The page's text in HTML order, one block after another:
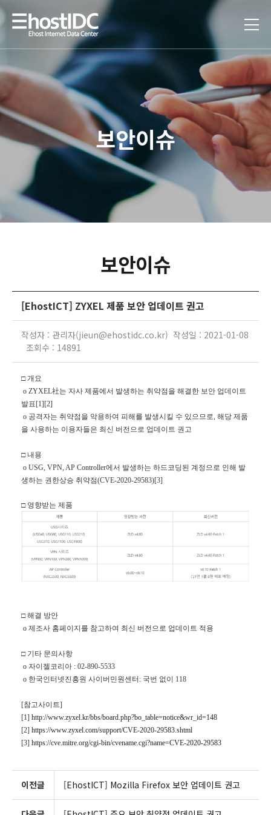
보안이슈
보안이슈
[EhostICT] ZYXEL 제품 보안 업데이트 권고
작성자 : 관리자(jieun@ehostidc.co.kr) 작성일 : 2021-01-08
조회수 : 14891
□ 개요
o ZYXEL社는 자사 제품에서 발생하는 취약점을 해결한 보안 업데이트
발표[1][2]
o 공격자는 취약점을 악용하여 피해를 발생시킬 수 있으므로, 해당 제품
을 사용하는 이용자들은 최신 버전으로 업데이트 권고
□ 내용
o USG, VPN, AP Controller에서 발생하는 하드코딩된 계정으로 인해 발
생하는 권한상승 취약점(CVE-2020-29583)[3]
□ 영향받는 제품
□ 해결 방안
o 제조사 홈페이지를 참고하여 최신 버전으로 업데이트 적용
□ 기타 문의사항
o 자이젤코리아 : 02-890-5533
o 한국인터넷진흥원 사이버민원센터: 국번 없이 118
[참고사이트]
[1] http://www.zyxel.kr/bbs/board.php?bo_table=notice&wr_id=148
[2] https://www.zyxel.com/support/CVE-2020-29583.shtml
[3] https://cve.mitre.org/cgi-bin/cvename.cgi?name=CVE-2020-29583
이전글 [EhostICT] Mozilla Firefox 보안 업데이트 권고